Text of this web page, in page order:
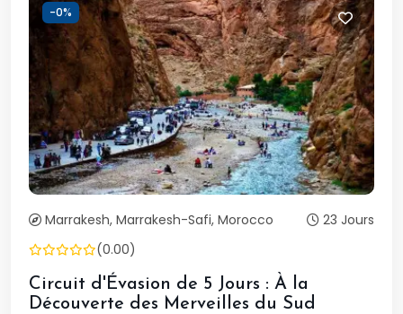
-0%
Marrakesh, Marrakesh-Safi, Morocco
23 Jours
(0.00)
Circuit d'Évasion de 5 Jours : À la
Découverte des Merveilles du Sud